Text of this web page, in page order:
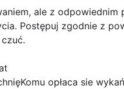
ale z
Postępuj zgodnie z
opłaca sie